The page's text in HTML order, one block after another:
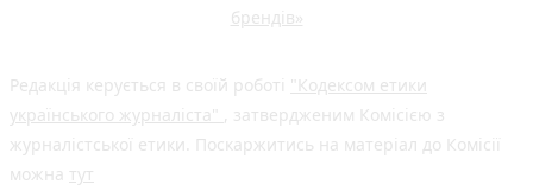
брендів»
Редакція керується в своїй роботі "Кодексом етики
українського журналіста" , затвердженим Комісією з
журналістської етики. Поскаржитись на матеріал до Комісії
можна тут